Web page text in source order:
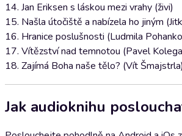
14. Jan Eriksen s láskou mezi vrahy (živi)
15. Našla útočiště a nabízela ho jiným
16. Hranice poslušnosti (Ludmila
17. Vítězství nad temnotou (Pavel
18. Zajímá Boha naše tělo? (Vít Šmajstrla)
Jak audioknihu